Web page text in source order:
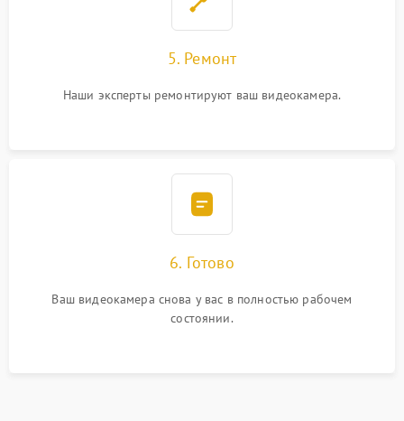
5. Ремонт
Наши эксперты ремонтируют ваш видеокамера.
6. Готово
Ваш видеокамера снова у вас в полностью рабочем
состоянии.